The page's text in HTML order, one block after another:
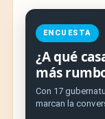
ENCUESTA
¿A qué
más
Con 17
marcan la